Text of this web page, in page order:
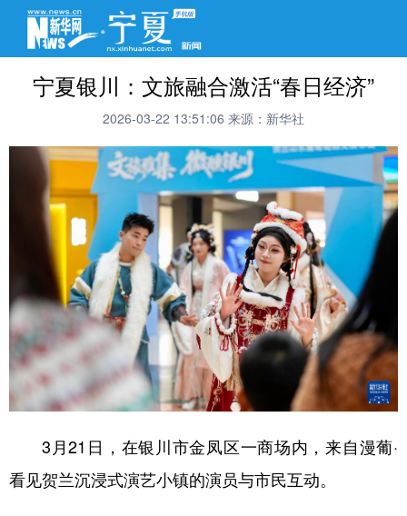
宁夏银川：文旅融合激活“春日经济”
2026-03-22 13:51:06 来源：新华社
3月21日，在银川市金凤区一商场内，来自漫葡·
看见贺兰沉浸式演艺小镇的演员与市民互动。